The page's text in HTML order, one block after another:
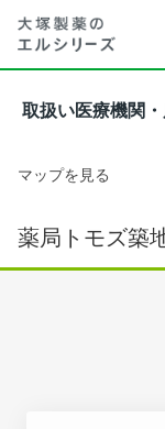
取扱い医療機関
マップを見る
薬局トモズ築